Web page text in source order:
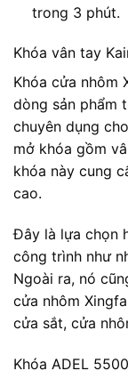
trong 3 phút.
Khóa vân tay
Khóa cửa nhôm
dòng sản phẩm
chuyên dụng
mở khóa gồm
khóa này cung
cao.
Đây là lựa chọn
công trình như
Ngoài ra, nó
cửa nhôm
cửa sắt, cửa
Khóa ADEL 5500